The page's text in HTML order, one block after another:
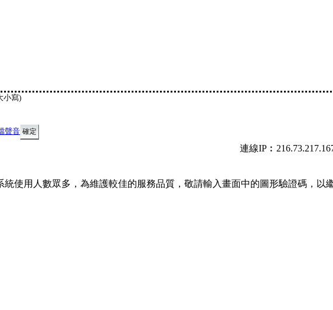
小寫)
聲音
連線
統使用人數眾多，為維護較佳的服務品質，敬請輸入畫面中的圖形驗證碼，以